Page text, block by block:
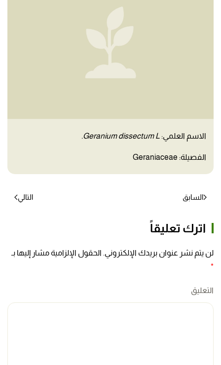
الاسم العلمي: Geranium dissectum L.
الفصيلة: Geraniaceae
السابق التالي
اترك تعليقاً
لن يتم نشر عنوان بريدك الإلكتروني. الحقول الإلزامية مشار إليها بـ
*
التعليق